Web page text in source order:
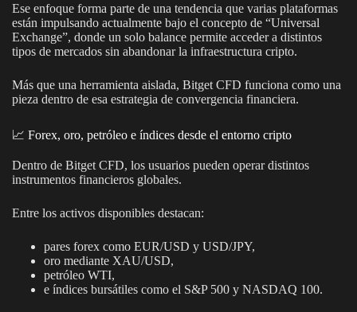
Ese enfoque forma parte de una tendencia que varias plataformas
están impulsando actualmente bajo el concepto de “Universal
Exchange”, donde un solo balance permite acceder a distintos
tipos de mercados sin abandonar la infraestructura cripto.
Más que una herramienta aislada, Bitget CFD funciona como una
pieza dentro de esa estrategia de convergencia financiera.
📈 Forex, oro, petróleo e índices desde el entorno cripto
Dentro de Bitget CFD, los usuarios pueden operar distintos
instrumentos financieros globales.
Entre los activos disponibles destacan:
pares forex como EUR/USD y USD/JPY,
oro mediante XAU/USD,
petróleo WTI,
e índices bursátiles como el S&P 500 y NASDAQ 100.